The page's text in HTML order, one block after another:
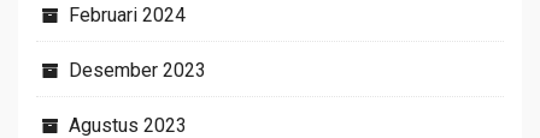
Februari 2024
Desember 2023
Agustus 2023